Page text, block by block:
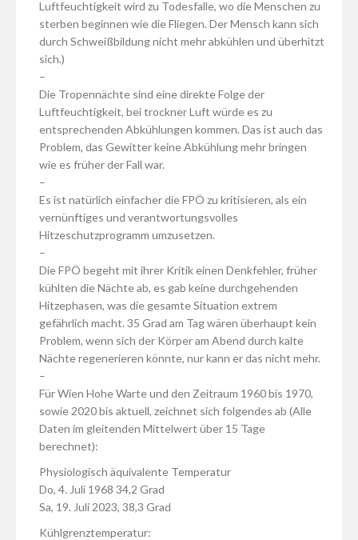
Luftfeuchtigkeit wird zu Todesfalle, wo die Menschen zu
sterben beginnen wie die Fliegen. Der Mensch kann sich
durch Schweißbildung nicht mehr abkühlen und überhitzt
sich.)
–
Die Tropennächte sind eine direkte Folge der
Luftfeuchtigkeit, bei trockner Luft würde es zu
entsprechenden Abkühlungen kommen. Das ist auch das
Problem, das Gewitter keine Abkühlung mehr bringen
wie es früher der Fall war.
–
Es ist natürlich einfacher die FPÖ zu kritisieren, als ein
vernünftiges und verantwortungsvolles
Hitzeschutzprogramm umzusetzen.
–
Die FPÖ begeht mit ihrer Kritik einen Denkfehler, früher
kühlten die Nächte ab, es gab keine durchgehenden
Hitzephasen, was die gesamte Situation extrem
gefährlich macht. 35 Grad am Tag wären überhaupt kein
Problem, wenn sich der Körper am Abend durch kalte
Nächte regenerieren könnte, nur kann er das nicht mehr.
–
Für Wien Hohe Warte und den Zeitraum 1960 bis 1970,
sowie 2020 bis aktuell, zeichnet sich folgendes ab (Alle
Daten im gleitenden Mittelwert über 15 Tage
berechnet):
Physiologisch äquivalente Temperatur
Do, 4. Juli 1968 34,2 Grad
Sa, 19. Juli 2023, 38,3 Grad
Kühlgrenztemperatur: